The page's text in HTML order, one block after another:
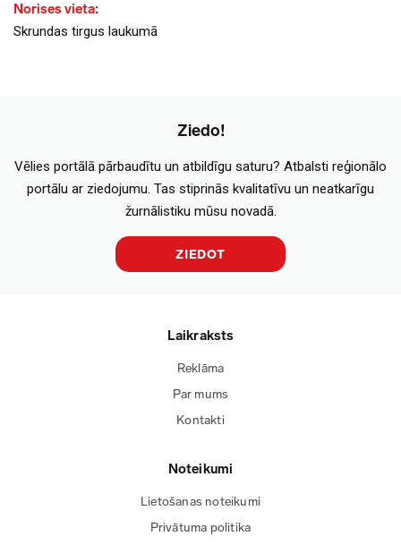
Norises vieta:
Skrundas tirgus laukumā
Ziedo!
Vēlies portālā pārbaudītu un atbildīgu saturu? Atbalsti reģionālo
portālu ar ziedojumu. Tas stiprinās kvalitatīvu un neatkarīgu
žurnālistiku mūsu novadā.
ZIEDOT
Laikraksts
Reklāma
Par mums
Kontakti
Noteikumi
Lietošanas noteikumi
Privātuma politika